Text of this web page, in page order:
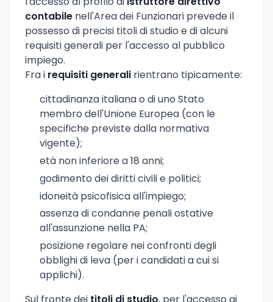
contabile nell'Area dei Funzionari prevede il
possesso di precisi titoli di studio e di alcuni
requisiti generali per l'accesso al pubblico
impiego.
Fra i requisiti generali rientrano tipicamente:
cittadinanza italiana o di uno Stato
membro dell'Unione Europea (con le
specifiche previste dalla normativa
vigente);
età non inferiore a 18 anni;
godimento dei diritti civili e politici;
idoneità psicofisica all'impiego;
assenza di condanne penali ostative
all'assunzione nella PA;
posizione regolare nei confronti degli
obblighi di leva (per i candidati a cui si
applichi).